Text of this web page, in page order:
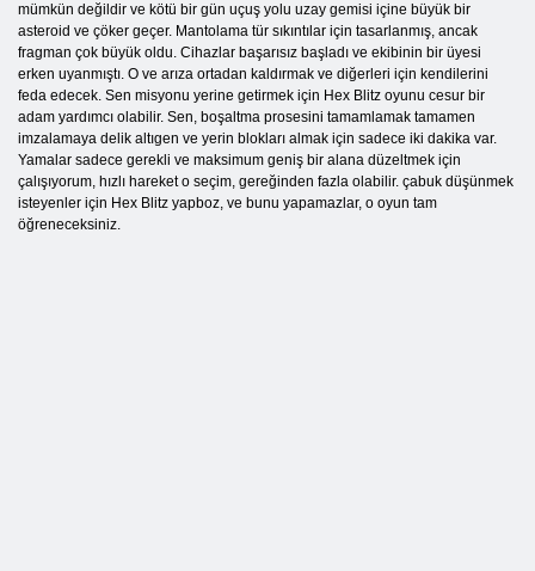
mümkün değildir ve kötü bir gün uçuş yolu uzay gemisi içine büyük bir
asteroid ve çöker geçer. Mantolama tür sıkıntılar için tasarlanmış, ancak
fragman çok büyük oldu. Cihazlar başarısız başladı ve ekibinin bir üyesi
erken uyanmıştı. O ve arıza ortadan kaldırmak ve diğerleri için kendilerini
feda edecek. Sen misyonu yerine getirmek için Hex Blitz oyunu cesur bir
adam yardımcı olabilir. Sen, boşaltma prosesini tamamlamak tamamen
imzalamaya delik altıgen ve yerin blokları almak için sadece iki dakika var.
Yamalar sadece gerekli ve maksimum geniş bir alana düzeltmek için
çalışıyorum, hızlı hareket o seçim, gereğinden fazla olabilir. çabuk düşünmek
isteyenler için Hex Blitz yapboz, ve bunu yapamazlar, o oyun tam
öğreneceksiniz.